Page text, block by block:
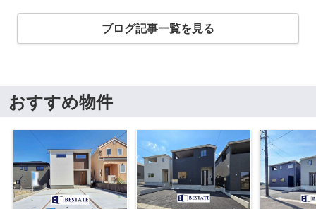
ブログ記事一覧を見る
おすすめ物件